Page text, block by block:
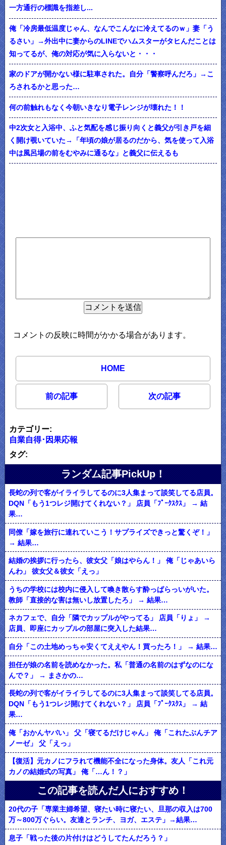
一方通行の標識を指差し...
俺「冷房最低温度じゃん、なんでこんなに冷えてるのｗ」妻「う
るさい」→外出中に妻からのLINEでハムスターがタヒんだことは
知ってるが、俺の対応が気に入らないと・・・
家のドアが開かない様に駐車された。自分「警察呼んだろ」→こ
ろされるかと思った…
何の前触れもなく今朝いきなり電子レンジが壊れた！！
中2次女と入浴中、ふと気配を感じ振り向くと義父が引き戸を細
く開け覗いていた→「年頃の娘が居るのだから、気を使って入浴
中は風呂場の前をむやみに通るな」と義父に伝えるも
コメントの反映に時間がかかる場合があります。
HOME
前の記事 次の記事
カテゴリー:
自業自得･因果応報
タグ:
ランダム記事PickUp！
長蛇の列で客がイライラしてるのに3人集まって談笑してる店員。
DQN「もう1つレジ開けてくれない？」 店員「ﾌﾟｰｸｽｸｽ」 → 結
果…
同僚「嫁を旅行に連れていこう！サプライズできっと驚くぞ！」
→ 結果…
結婚の挨拶に行ったら、彼女父「娘はやらん！」 俺「じゃあいら
んわ」 彼女父＆彼女「えっ」
うちの学校には校内に侵入して喚き散らす酔っぱらっいがいた。
教師「直接的な害は無いし放置したろ」 → 結果…
ネカフェで、自分「隣でカップルがやってる」 店員「りょ」 →
店員、即座にカップルの部屋に突入した結果…
自分「この土地めっちゃ安くてええやん！買ったろ！」 → 結果…
担任が娘の名前を読めなかった。私「普通の名前のはずなのにな
んで？」 → まさかの…
長蛇の列で客がイライラしてるのに3人集まって談笑してる店員。
DQN「もう1つレジ開けてくれない？」 店員「ﾌﾟｰｸｽｸｽ」 → 結
果…
俺「おかんヤバい」 父「寝てるだけじゃん」 俺「これたぶんチア
ノーゼ」 父「えっ」
【復活】元カノにフラれて機能不全になった身体。友人「これ元
カノの結婚式の写真」 俺「…ん！？」
この記事を読んだ人におすすめ！
20代の子「専業主婦希望、寝たい時に寝たい、旦那の収入は700
万～800万ぐらい。友達とランチ、ヨガ、エステ」→結果…
息子「戦った後の片付けはどうしてたんだろう？」